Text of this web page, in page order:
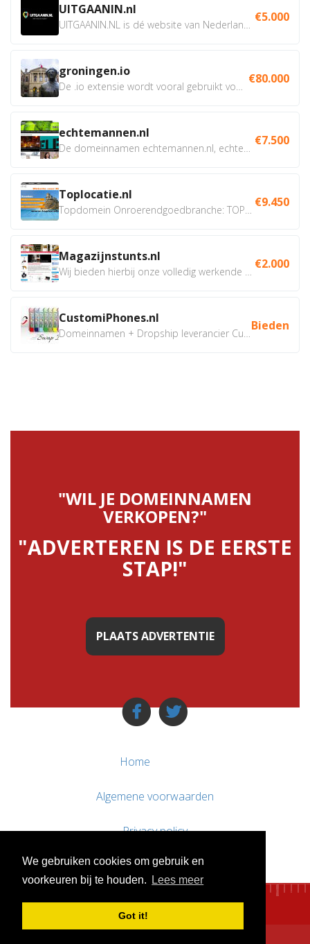
We gebruiken cookies om gebruik en
voorkeuren bij te houden.
Lees meer
Got it!
UITGAANIN.nl €5.000
groningen.io €80.000
echtemannen.nl €7.500
Toplocatie.nl €9.450
Magazijnstunts.nl €2.000
CustomiPhones.nl Bieden
"WIL JE DOMEINNAMEN
VERKOPEN?"
"ADVERTEREN IS DE EERSTE
STAP!"
PLAATS ADVERTENTIE
Home
Algemene voorwaarden
Privacy policy
Contact / Support